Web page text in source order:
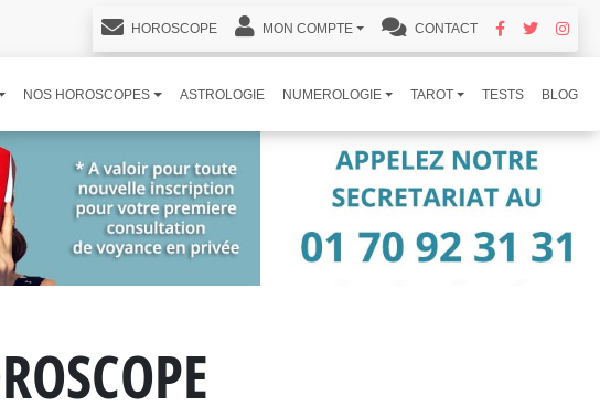
HOROSCOPE MON COMPTE CONTACT
NOS HOROSCOPES ASTROLOGIE NUMEROLOGIE TAROT TESTS BLOG